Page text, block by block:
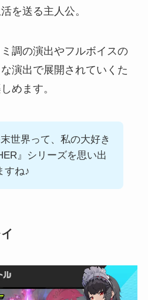
を送る主人公。
調の演出やフルボイスの
演出で展開されていくた
めます。
世界って、私の大好き
』シリーズを思い出
すね♪